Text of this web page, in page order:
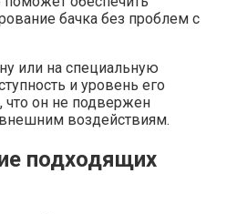
бачка без проблем с
или на специальную
и уровень его
что он не подвержен
воздействиям.
подходящих